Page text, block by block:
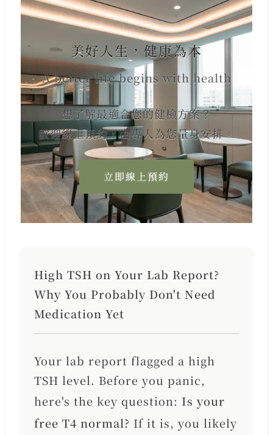
美好人生，健康為本
A better life begins with health
想了解最適合您的健檢方案？
歡迎線上預約，由專人為您量身安排。
立即線上預約
High TSH on Your Lab Report?
Why You Probably Don't Need
Medication Yet
Your lab report flagged a high
TSH level. Before you panic,
here's the key question: Is your
free T4 normal? If it is, you likely